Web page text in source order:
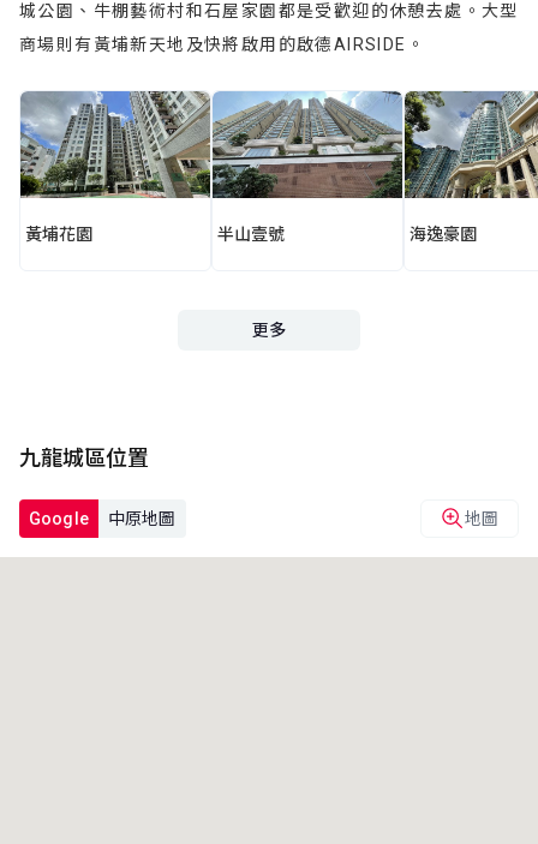
城公園、牛棚藝術村和石屋家園都是受歡迎的休憩去處。大型
商場則有黃埔新天地及快將啟用的啟德AIRSIDE。
黃埔花園 半山壹號 海逸豪園
更多
九龍城區位置
Google 中原地圖 地圖